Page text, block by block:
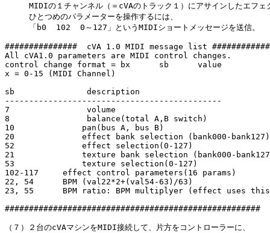
MIDIの１チャンネル（＝cVAのトラック１）にアサインしたエフェ
     ひとつめのパラメーターを操作するには、
     「b0  102  0～127」というMIDIショートメッセージを送信。
###############  cVA 1.0 MIDI message list
All cVA1.0 parameters are MIDI control changes.
control change format = bx	sb	value
x = 0-15 (MIDI Channel)
sb               description
---------------------------------------------
7                volume
8                balance(total A,B switch)
10              pan(bus A, bus B)
20              effect bank selection (bank000-bank127)
52              effect selection(0-127)
21              texture bank selection (bank000-
53              texture selection(0-127)
102-117     effect control parameters(16 params)
22, 54      BPM (val22*2+(val54-63)/63)
23, 55      BPM ratio: BPM multiplyer (effect uses this
#####################################################
（７）２台のcVAマシンをMIDI接続して、片方をコントローラーに、